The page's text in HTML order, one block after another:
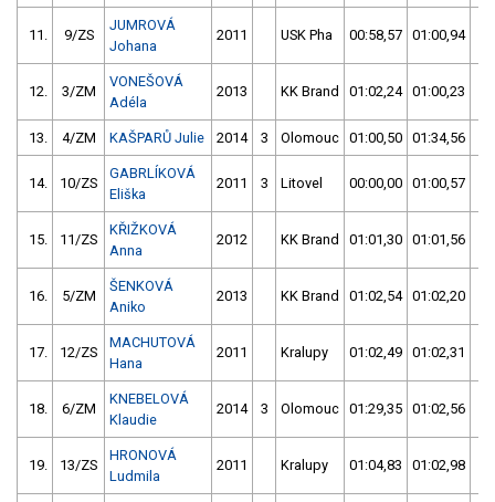
11. 9/ZS
JUMROVÁ
Johana
2011 USK Pha 00:58,57 01:00,94
12. 3/ZM
VONEŠOVÁ
Adéla
2013 KK Brand 01:02,24 01:00,23
13. 4/ZM KAŠPARŮ Julie 2014 3 Olomouc 01:00,50 01:34,56
14. 10/ZS
GABRLÍKOVÁ
Eliška
2011 3 Litovel 00:00,00 01:00,57
15. 11/ZS
KŘIŽKOVÁ
Anna
2012 KK Brand 01:01,30 01:01,56
16. 5/ZM
ŠENKOVÁ
Aniko
2013 KK Brand 01:02,54 01:02,20
17. 12/ZS
MACHUTOVÁ
Hana
2011 Kralupy 01:02,49 01:02,31
18. 6/ZM
KNEBELOVÁ
Klaudie
2014 3 Olomouc 01:29,35 01:02,56
19. 13/ZS
HRONOVÁ
Ludmila
2011 Kralupy 01:04,83 01:02,98